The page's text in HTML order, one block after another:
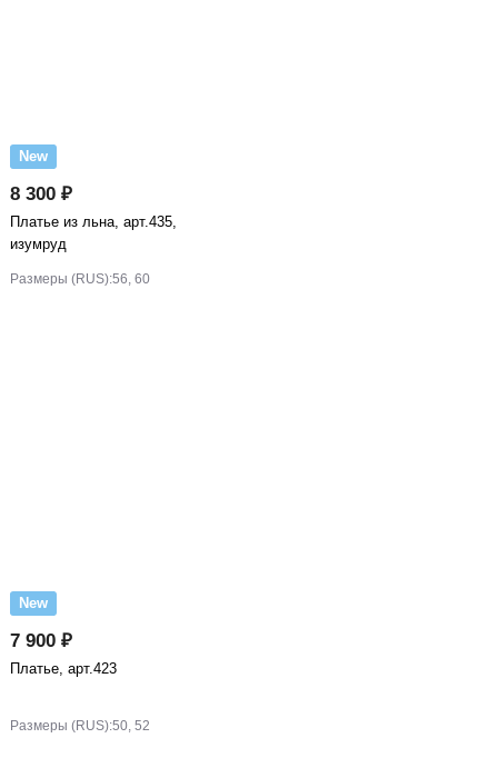
New
8 300 ₽
Платье из льна, арт.435,
изумруд
Размеры (RUS):56, 60
New
7 900 ₽
Платье, арт.423
Размеры (RUS):50, 52